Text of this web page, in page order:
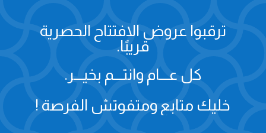
ترقبوا عروض الافتتاح الحصرية
قريبًا.
كل عـــام وانتـــم بخيـــر.
خليك متابع ومتفوتش الفرصة !